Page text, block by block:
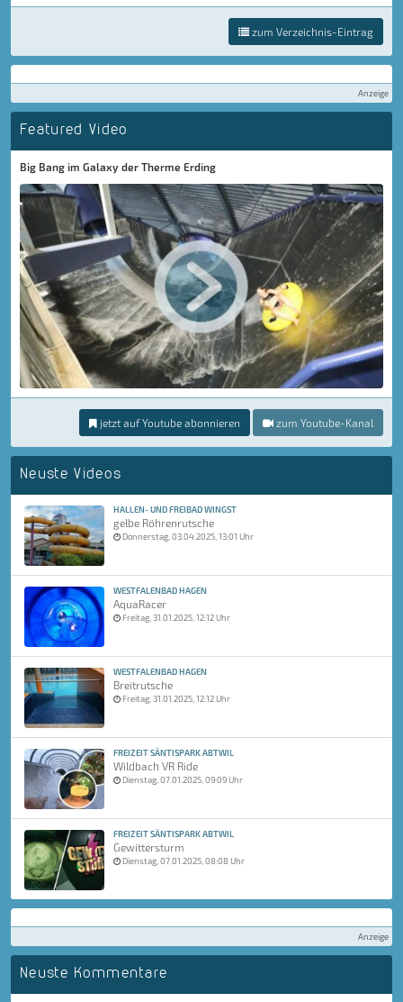
zum Verzeichnis-Eintrag
Anzeige
Featured Video
Big Bang im Galaxy der Therme Erding
jetzt auf Youtube abonnieren zum Youtube-Kanal
Neuste Videos
HALLEN- UND FREIBAD WINGST
gelbe Röhrenrutsche
Donnerstag, 03.04.2025, 13:01 Uhr
WESTFALENBAD HAGEN
AquaRacer
Freitag, 31.01.2025, 12:12 Uhr
WESTFALENBAD HAGEN
Breitrutsche
Freitag, 31.01.2025, 12:12 Uhr
FREIZEIT SÄNTISPARK ABTWIL
Wildbach VR Ride
Dienstag, 07.01.2025, 09:09 Uhr
FREIZEIT SÄNTISPARK ABTWIL
Gewittersturm
Dienstag, 07.01.2025, 08:08 Uhr
Anzeige
Neuste Kommentare